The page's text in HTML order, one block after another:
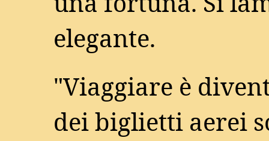
elegante.
"Viaggiare è
dei biglietti aerei